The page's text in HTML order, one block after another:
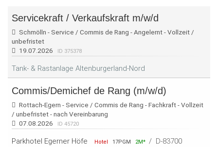
Servicekraft / Verkaufskraft m/w/d
Schmölln - Service / Commis de Rang - Angelernt - Vollzeit /
unbefristet
19.07.2026
ID 375378
Tank- & Rastanlage Altenburgerland-Nord
Commis/Demichef de Rang (m/w/d)
Rottach-Egern - Service / Commis de Rang - Fachkraft - Vollzeit
/ unbefristet - nach Vereinbarung
07.08.2026
ID 45720
Parkhotel Egerner Höfe Hotel 17PGM 2M* / D-83700